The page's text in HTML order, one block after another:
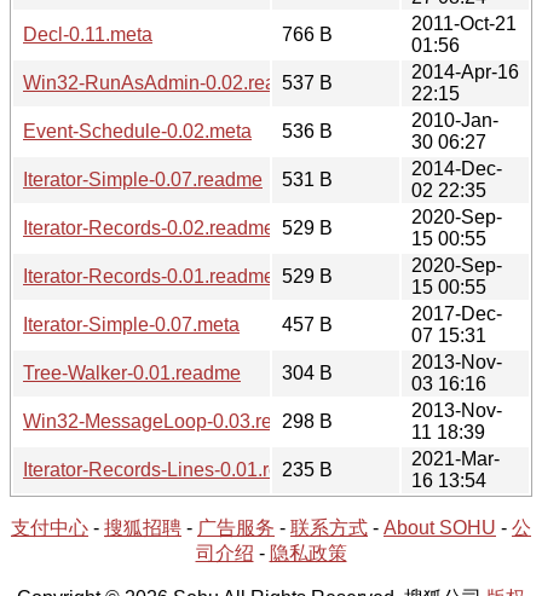
Decl-0.11.meta
766 B
2011-Oct-21
01:56
Win32-RunAsAdmin-0.02.readme
537 B
2014-Apr-16
22:15
Event-Schedule-0.02.meta
536 B
2010-Jan-
30 06:27
Iterator-Simple-0.07.readme
531 B
2014-Dec-
02 22:35
Iterator-Records-0.02.readme 529 B
2020-Sep-
15 00:55
Iterator-Records-0.01.readme 529 B
2020-Sep-
15 00:55
Iterator-Simple-0.07.meta
457 B
2017-Dec-
07 15:31
Tree-Walker-0.01.readme
304 B
2013-Nov-
03 16:16
Win32-MessageLoop-0.03.readme
298 B
2013-Nov-
11 18:39
Iterator-Records-Lines-0.01.readme
235 B
2021-Mar-
16 13:54
支付中心 - 搜狐招聘 - 广告服务 - 联系方式 - About SOHU - 公
司介绍 - 隐私政策